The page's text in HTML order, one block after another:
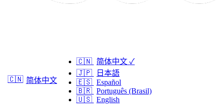
🇨🇳 简体中文
🇨🇳 简体中文 ✓
🇯🇵
日本語
🇪🇸 Español
🇧🇷 Português (Brasil)
🇺🇸 English